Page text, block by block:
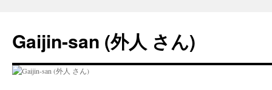
springen
Gaijin-san (外人 さん)